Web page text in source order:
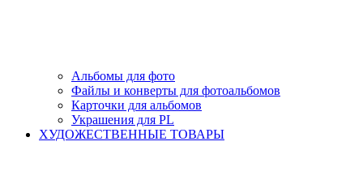
Альбомы для фото
Файлы и конверты для фотоальбомов
Карточки для альбомов
Украшения для PL
ХУДОЖЕСТВЕННЫЕ ТОВАРЫ